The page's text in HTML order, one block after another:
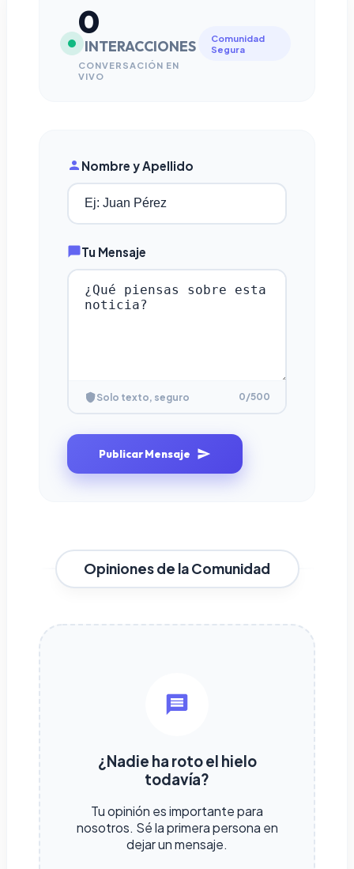
0
INTERACCIONES
CONVERSACIÓN EN
VIVO
Comunidad
Segura
Nombre y Apellido
Tu Mensaje
Solo texto, seguro 0/500
Publicar Mensaje
Opiniones de la Comunidad
¿Nadie ha roto el hielo
todavía?
Tu opinión es importante para
nosotros. Sé la primera persona en
dejar un mensaje.